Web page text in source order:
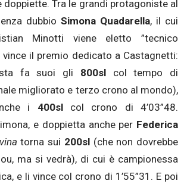
Tra le grandi protagoniste al
dubbio Simona Quadarella, il cui
Minotti viene eletto ”tecnico
vince il premio dedicato a Castagnetti:
fa suoi gli 800slcol tempo di
migliorato e terzo crono al mondo),
i 400slcol crono di 4’03”48.
e doppietta anche per Federica
torna sui 200sl(che non dovrebbe
ma si vedrà), di cui è campionessa
e li vince col crono di 1’55”31. E poi